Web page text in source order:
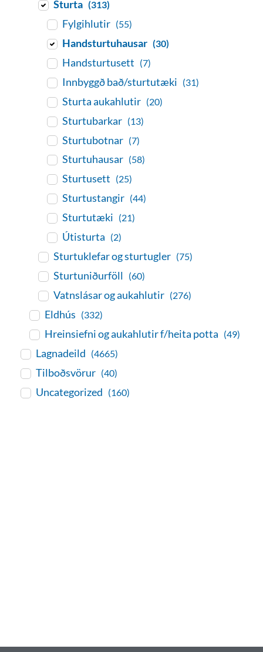
Sturta (313)
Fylgihlutir (55)
Handsturtuhausar (30)
Handsturtusett (7)
Innbyggð bað/sturtutæki (31)
Sturta aukahlutir (20)
Sturtubarkar (13)
Sturtubotnar (7)
Sturtuhausar (58)
Sturtusett (25)
Sturtustangir (44)
Sturtutæki (21)
Útisturta (2)
Sturtuklefar og sturtugler (75)
Sturtuniðurföll (60)
Vatnslásar og aukahlutir (276)
Eldhús (332)
Hreinsiefni og aukahlutir f/heita potta (49)
Lagnadeild (4665)
Tilboðsvörur (40)
Uncategorized (160)